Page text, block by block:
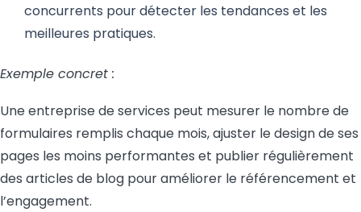
concurrents pour détecter les tendances et les
meilleures pratiques.
Exemple concret :
Une entreprise de services peut mesurer le nombre de
formulaires remplis chaque mois, ajuster le design de ses
pages les moins performantes et publier régulièrement
des articles de blog pour améliorer le référencement et
l’engagement.